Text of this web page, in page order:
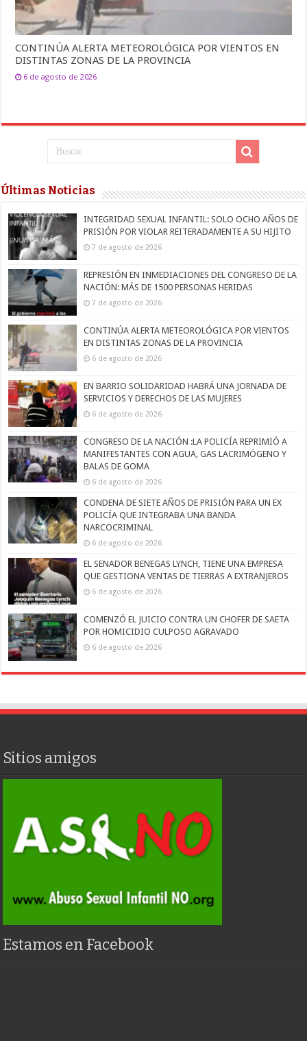
CONTINÚA ALERTA METEOROLÓGICA POR VIENTOS EN
DISTINTAS ZONAS DE LA PROVINCIA
6 de agosto de 2026
Últimas Noticias
INTEGRIDAD SEXUAL INFANTIL: SOLO OCHO AÑOS DE
PRISIÓN POR VIOLAR REITERADAMENTE A SU HIJITO
7 de agosto de 2026
REPRESIÓN EN INMEDIACIONES DEL CONGRESO DE LA
NACIÓN: MÁS DE 1500 PERSONAS HERIDAS
7 de agosto de 2026
CONTINÚA ALERTA METEOROLÓGICA POR VIENTOS
EN DISTINTAS ZONAS DE LA PROVINCIA
6 de agosto de 2026
EN BARRIO SOLIDARIDAD HABRÁ UNA JORNADA DE
SERVICIOS Y DERECHOS DE LAS MUJERES
6 de agosto de 2026
CONGRESO DE LA NACIÓN :LA POLICÍA REPRIMIÓ A
MANIFESTANTES CON AGUA, GAS LACRIMÓGENO Y
BALAS DE GOMA
6 de agosto de 2026
CONDENA DE SIETE AÑOS DE PRISIÓN PARA UN EX
POLICÍA QUE INTEGRABA UNA BANDA
NARCOCRIMINAL
6 de agosto de 2026
EL SENADOR BENEGAS LYNCH, TIENE UNA EMPRESA
QUE GESTIONA VENTAS DE TIERRAS A EXTRANJEROS
6 de agosto de 2026
COMENZÓ EL JUICIO CONTRA UN CHOFER DE SAETA
POR HOMICIDIO CULPOSO AGRAVADO
6 de agosto de 2026
Sitios amigos
Estamos en Facebook